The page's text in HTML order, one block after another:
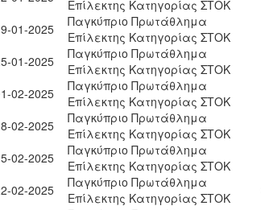
Επίλεκτης Κατηγορίας ΣΤΟΚ
01-2025
Παγκύπριο Πρωτάθλημα
Επίλεκτης Κατηγορίας ΣΤΟΚ
01-2025
Παγκύπριο Πρωτάθλημα
Επίλεκτης Κατηγορίας ΣΤΟΚ
02-2025
Παγκύπριο Πρωτάθλημα
Επίλεκτης Κατηγορίας ΣΤΟΚ
02-2025
Παγκύπριο Πρωτάθλημα
Επίλεκτης Κατηγορίας ΣΤΟΚ
02-2025
Παγκύπριο Πρωτάθλημα
Επίλεκτης Κατηγορίας ΣΤΟΚ
02-2025
Παγκύπριο Πρωτάθλημα
Επίλεκτης Κατηγορίας ΣΤΟΚ